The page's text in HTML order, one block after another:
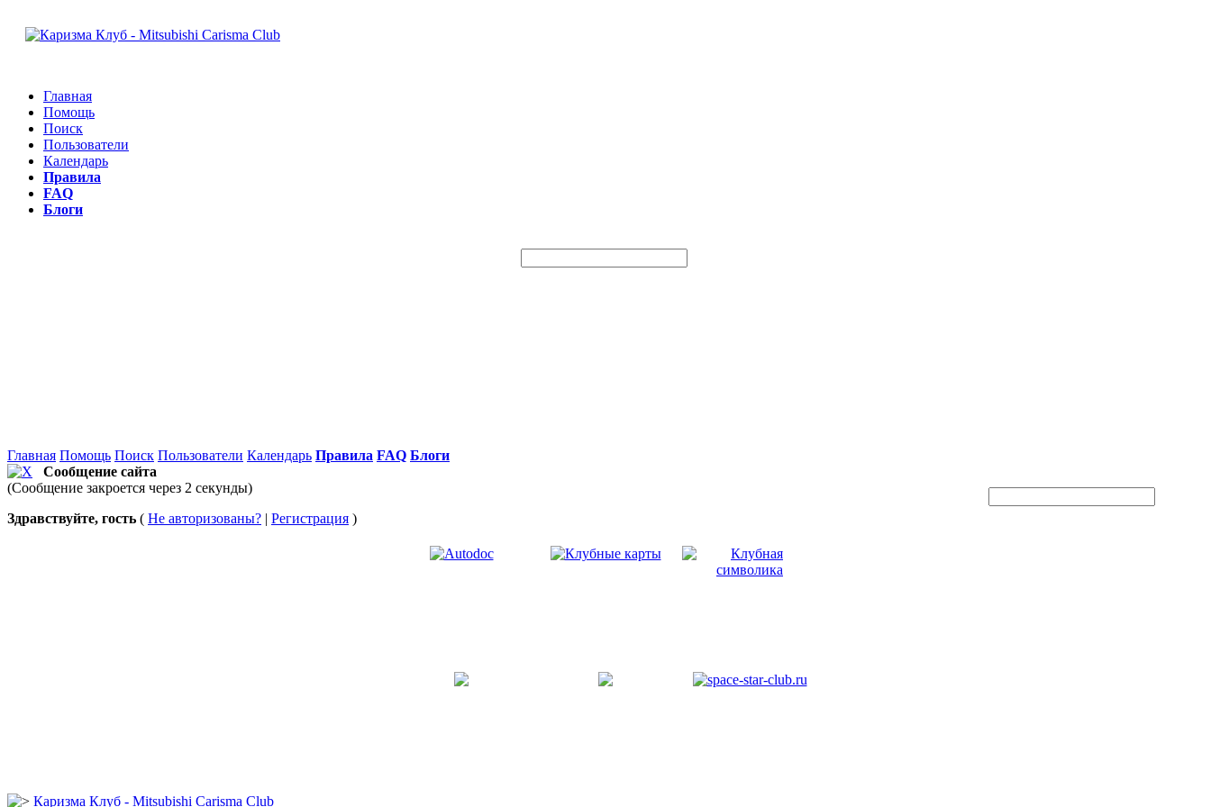
Главная
Помощь
Поиск
Пользователи
Календарь
Правила
FAQ
Блоги
Главная Помощь Поиск Пользователи Календарь Правила FAQ Блоги
Сообщение сайта
(Сообщение закроется через 2 секунды)
Здравствуйте, гость ( Не авторизованы? | Регистрация )
Каризма Клуб - Mitsubishi Carisma Club